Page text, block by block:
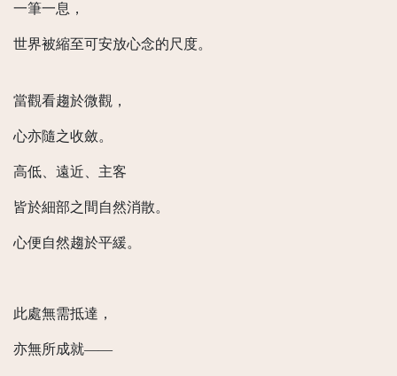
一筆一息，
世界被縮至可安放心念的尺度。
當觀看趨於微觀，
心亦隨之收斂。
高低、遠近、主客
皆於細部之間自然消散。
心便自然趨於平緩。
此處無需抵達，
亦無所成就——